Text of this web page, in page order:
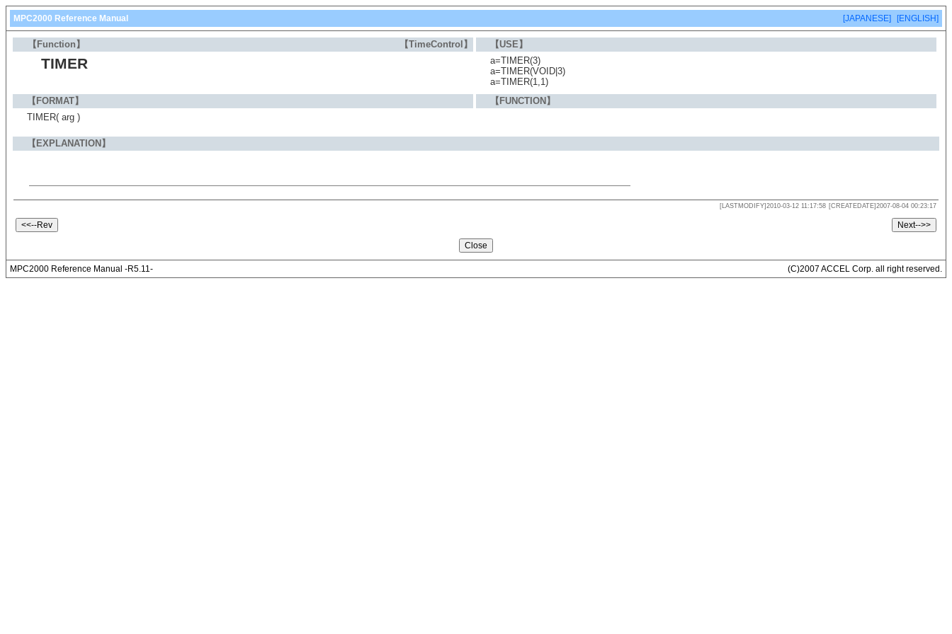
MPC2000 Reference Manual [JAPANESE] [ENGLISH]
【Function】 【TimeControl】 【USE】
TIMER
a=TIMER(3)
a=TIMER(VOID|3)
a=TIMER(1,1)
【FORMAT】
【FUNCTION】
TIMER( arg )
【EXPLANATION】
[LASTMODIFY]2010-03-12 11:17:58 [CREATEDATE]2007-08-04 00:23:17
MPC2000 Reference Manual -R5.11- (C)2007 ACCEL Corp. all right reserved.